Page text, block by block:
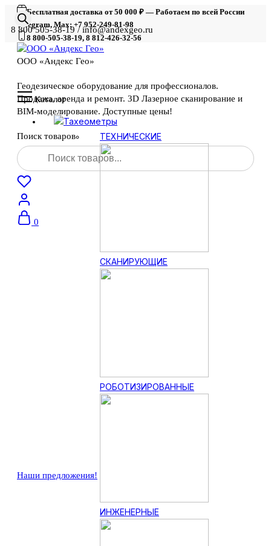
Бесплатная доставка от 50 000 ₽ — Работаем по всей России
Telegram, Max: +7 952-249-81-98
8 800-505-38-19, 8 812-426-32-56
8 800 505-38-19 / info@andexgeo.ru
ООО «Андекс Гео»
Геодезическое оборудование для профессионалов.
Продажа, аренда и ремонт. 3D Лазерное сканирование и
BIM-моделирование. Доступные цены!
Поиск товаров
0
Наши предложения!
Каталог
Тахеометры
ТЕХНИЧЕСКИЕ
СКАНИРУЮЩИЕ
РОБОТИЗИРОВАННЫЕ
ИНЖЕНЕРНЫЕ